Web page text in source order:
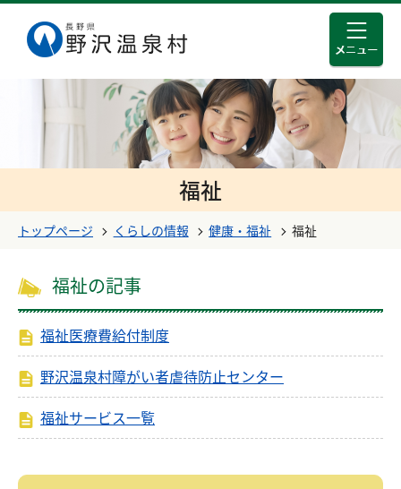
このページの本文へ移動する
メニュ
福祉
トップページ くらしの情報 健康・福祉 福祉
福祉の記事
福祉医療費給付制度
野沢温泉村障がい者虐待防止センター
福祉サービス一覧